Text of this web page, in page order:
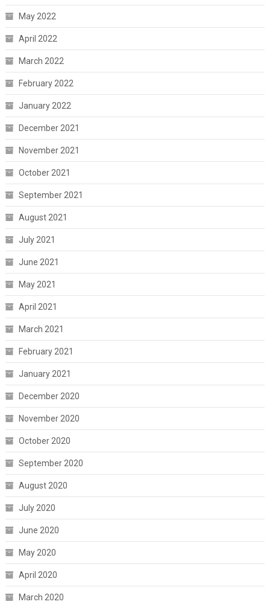
May 2022
April 2022
March 2022
February 2022
January 2022
December 2021
November 2021
October 2021
September 2021
August 2021
July 2021
June 2021
May 2021
April 2021
March 2021
February 2021
January 2021
December 2020
November 2020
October 2020
September 2020
August 2020
July 2020
June 2020
May 2020
April 2020
March 2020